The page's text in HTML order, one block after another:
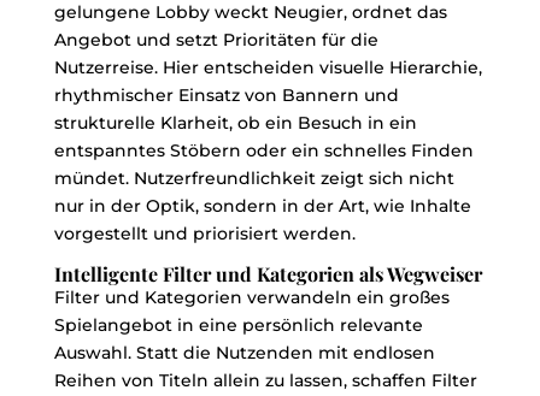
gelungene Lobby weckt Neugier, ordnet das
Angebot und setzt Prioritäten für die
Nutzerreise. Hier entscheiden visuelle Hierarchie,
rhythmischer Einsatz von Bannern und
strukturelle Klarheit, ob ein Besuch in ein
entspanntes Stöbern oder ein schnelles Finden
mündet. Nutzerfreundlichkeit zeigt sich nicht
nur in der Optik, sondern in der Art, wie Inhalte
vorgestellt und priorisiert werden.
Intelligente Filter und Kategorien als Wegweiser
Filter und Kategorien verwandeln ein großes
Spielangebot in eine persönlich relevante
Auswahl. Statt die Nutzenden mit endlosen
Reihen von Titeln allein zu lassen, schaffen Filter